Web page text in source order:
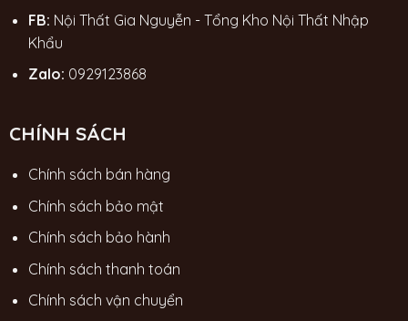
FB: Nội Thất Gia Nguyễn - Tổng Kho Nội Thất Nhập
Khẩu
Zalo: 0929123868
CHÍNH SÁCH
Chính sách bán hàng
Chính sách bảo mật
Chính sách bảo hành
Chính sách thanh toán
Chính sách vận chuyển